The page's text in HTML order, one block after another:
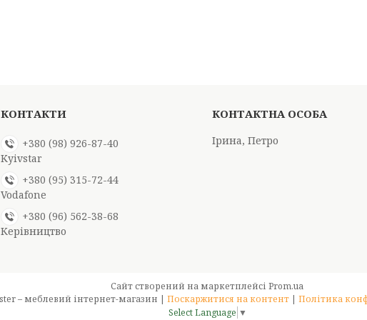
+380 (98) 926-87-40
Kyivstar
+380 (95) 315-72-44
Vodafone
+380 (96) 562-38-68
Керівництво
Ірина, Петро
Сайт створений на маркетплейсі Prom.ua
Groster – меблевий інтернет-магазин | Поскаржитися на контент | Політика
Select Language ▼